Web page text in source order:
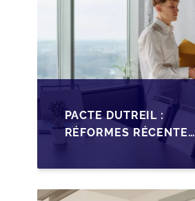
PACTE DUTREIL :
RÉFORMES RÉCENTES
TRANSMISSION DES